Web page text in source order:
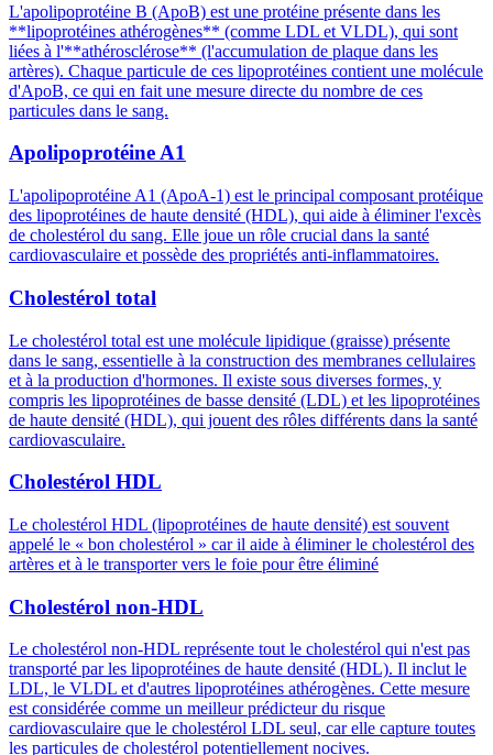
L'apolipoprotéine B (ApoB) est une protéine présente dans les
**lipoprotéines athérogènes** (comme LDL et VLDL), qui sont
liées à l'**athérosclérose** (l'accumulation de plaque dans les
artères). Chaque particule de ces lipoprotéines contient une molécule
d'ApoB, ce qui en fait une mesure directe du nombre de ces
particules dans le sang.
Apolipoprotéine A1
L'apolipoprotéine A1 (ApoA-1) est le principal composant protéique
des lipoprotéines de haute densité (HDL), qui aide à éliminer l'excès
de cholestérol du sang. Elle joue un rôle crucial dans la santé
cardiovasculaire et possède des propriétés anti-inflammatoires.
Cholestérol total
Le cholestérol total est une molécule lipidique (graisse) présente
dans le sang, essentielle à la construction des membranes cellulaires
et à la production d'hormones. Il existe sous diverses formes, y
compris les lipoprotéines de basse densité (LDL) et les lipoprotéines
de haute densité (HDL), qui jouent des rôles différents dans la santé
cardiovasculaire.
Cholestérol HDL
Le cholestérol HDL (lipoprotéines de haute densité) est souvent
appelé le « bon cholestérol » car il aide à éliminer le cholestérol des
artères et à le transporter vers le foie pour être éliminé
Cholestérol non-HDL
Le cholestérol non-HDL représente tout le cholestérol qui n'est pas
transporté par les lipoprotéines de haute densité (HDL). Il inclut le
LDL, le VLDL et d'autres lipoprotéines athérogènes. Cette mesure
est considérée comme un meilleur prédicteur du risque
cardiovasculaire que le cholestérol LDL seul, car elle capture toutes
les particules de cholestérol potentiellement nocives.